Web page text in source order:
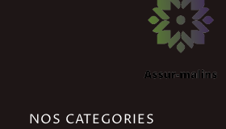
NOS CATEGORIES